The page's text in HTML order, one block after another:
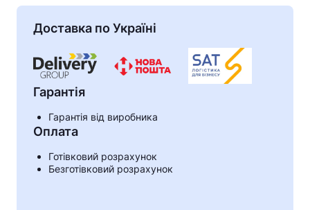
Кошик
Доставка по Україні
Гарантія
Гарантія від виробника
Оплата
Готівковий розрахунок
Безготівковий розрахунок